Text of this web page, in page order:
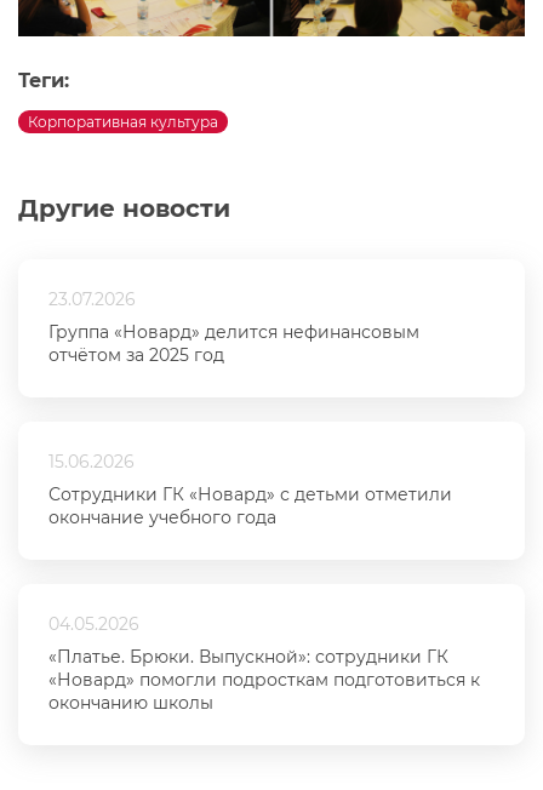
Другие новости
23.07.2026
Группа «Новард» делится нефинансовым
отчётом за 2025 год
15.06.2026
Сотрудники ГК «Новард» с детьми отметили
окончание учебного года
04.05.2026
«Платье. Брюки. Выпускной»: сотрудники ГК
«Новард» помогли подросткам подготовиться к
окончанию школы
Теги:
Корпоративная культура